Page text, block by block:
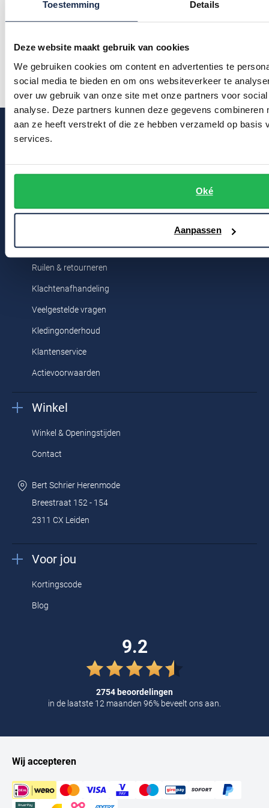
Toestemming Details
Deze website maakt gebruik van cookies
We gebruiken cookies om content en advertenties te
social media te bieden en om ons websiteverkeer te
over uw gebruik van onze site met onze partners voor
analyse. Deze partners kunnen deze gegevens combineren
aan ze heeft verstrekt of die ze hebben verzameld op basis
services.
Oké
Aanpassen
20%
20%
Lees meer
Klantenservice
Verzendkosten & verzending
Ruilen & retourneren
Klachtenafhandeling
Veelgestelde vragen
Kledingonderhoud
Klantenservice
Actievoorwaarden
Winkel
Winkel & Openingstijden
Contact
Bert Schrier Herenmode
Breestraat 152 - 154
2311 CX Leiden
Voor jou
Kortingscode
Blog
9.2
2754 beoordelingen
in de laatste 12 maanden 96% beveelt ons aan.
Wij accepteren